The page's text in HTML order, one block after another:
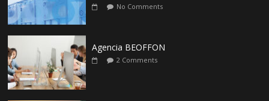
No Comments
Agencia BEOFFON
2 Comments